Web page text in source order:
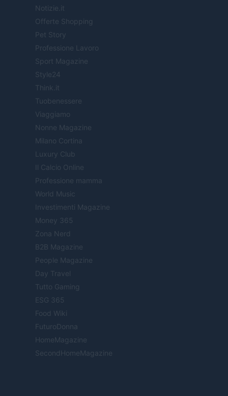
Notizie.it
Offerte Shopping
Pet Story
Professione Lavoro
Sport Magazine
Style24
Think.it
Tuobenessere
Viaggiamo
Nonne Magazine
Milano Cortina
Luxury Club
Il Calcio Online
Professione mamma
World Music
Investimenti Magazine
Money 365
Zona Nerd
B2B Magazine
People Magazine
Day Travel
Tutto Gaming
ESG 365
Food Wiki
FuturoDonna
HomeMagazine
SecondHomeMagazine